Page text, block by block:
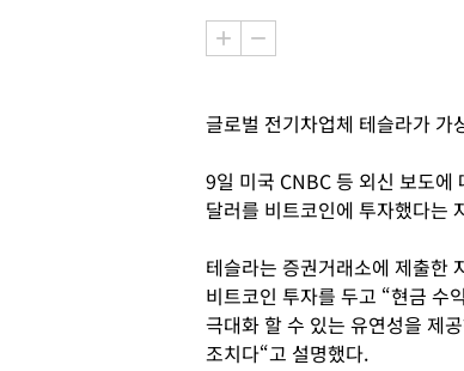
글로벌 전기차업체 테슬라가
9일 미국 CNBC 등 외신 보도에
달러를 비트코인에 투자했다는
테슬라는 증권거래소에 제출한
비트코인 투자를 두고 “현금 수
극대화 할 수 있는 유연성을 제
조치다“고 설명했다.